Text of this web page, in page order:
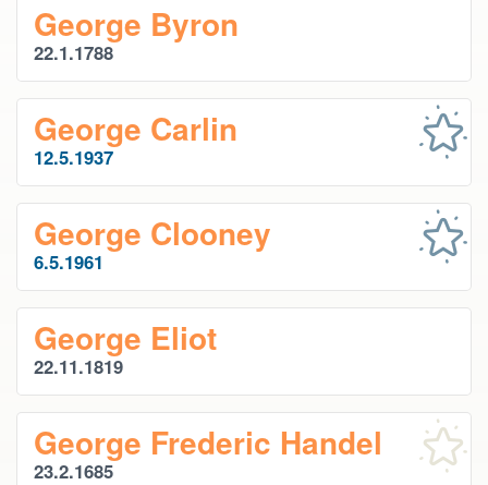
George Byron
22.1.1788
George Carlin
12.5.1937
George Clooney
6.5.1961
George Eliot
22.11.1819
George Frederic Handel
23.2.1685